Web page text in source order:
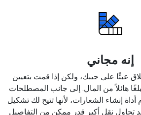
إنه مجاني
عبئًا على جيبك، ولكن إذا قمت بتعيين
هائلاً من المال. إلى جانب المصطلحات
أداة إنشاء الشعارات، لأنها تتيح لك تشكيل
تحاول نقل أكبر قدر ممكن من التفاصيل